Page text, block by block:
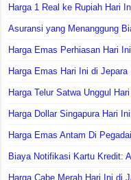
Harga 1 Real ke Rupiah Hari
Asuransi yang Menanggung
Harga Emas Perhiasan Hari
Harga Emas Hari Ini di Jepara
Harga Telur Satwa Unggul
Harga Dollar Singapura Hari
Harga Emas Antam Di
Biaya Notifikasi Kartu Kredit:
Harga Cabe Merah Hari Ini di